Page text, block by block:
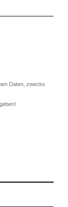
Daten, zwecks